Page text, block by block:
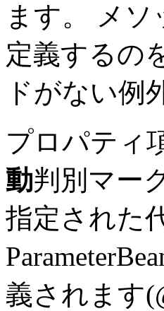
ます。 メ
定義するの
ドがない例
プロパティ
動判別マー
指定された
義されます